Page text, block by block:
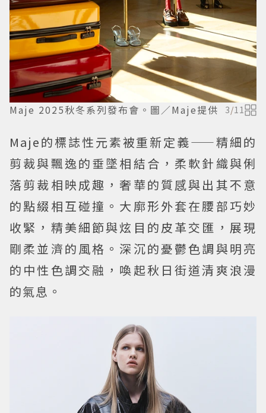
Maje 2025秋冬系列發布會。圖／Maje提供 3/11
Maje的標誌性元素被重新定義——精細的
剪裁與飄逸的垂墜相結合，柔軟針織與俐
落剪裁相映成趣，奢華的質感與出其不意
的點綴相互碰撞。大廓形外套在腰部巧妙
收緊，精美細節與炫目的皮革交匯，展現
剛柔並濟的風格。深沉的憂鬱色調與明亮
的中性色調交融，喚起秋日街道清爽浪漫
的氣息。